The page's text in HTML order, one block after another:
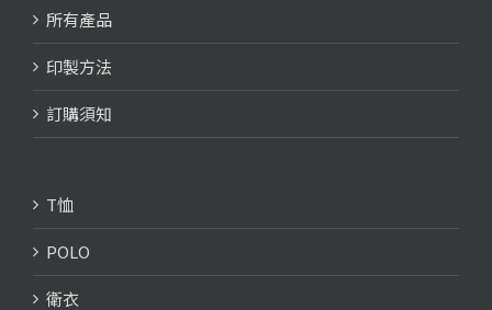
所有產品
印製方法
訂購須知
T恤
POLO
衛衣